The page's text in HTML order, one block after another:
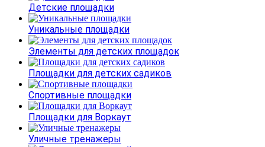
Детские площадки
Уникальные площадки
Элементы для детских площадок
Площадки для детских садиков
Спортивные площадки
Площадки для Воркаут
Уличные тренажеры